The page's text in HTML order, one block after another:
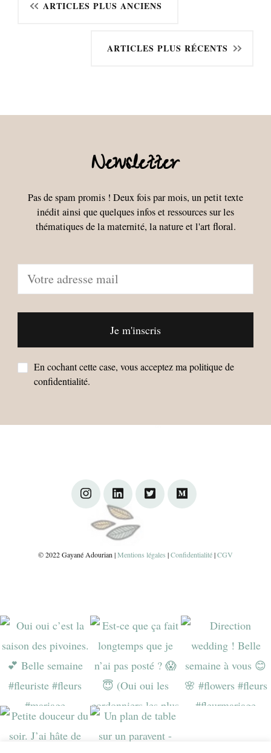
ARTICLES PLUS ANCIENS
ARTICLES PLUS RÉCENTS
Newsletter
Pas de spam promis ! Deux fois par mois, un petit texte
inédit ainsi que quelques infos et ressources sur les
thématiques de la maternité, la nature et l'art floral.
En cochant cette case, vous acceptez ma politique de
confidentialité.
© 2022 Gayané Adourian |Mentions légales |Confidentialité|CGV